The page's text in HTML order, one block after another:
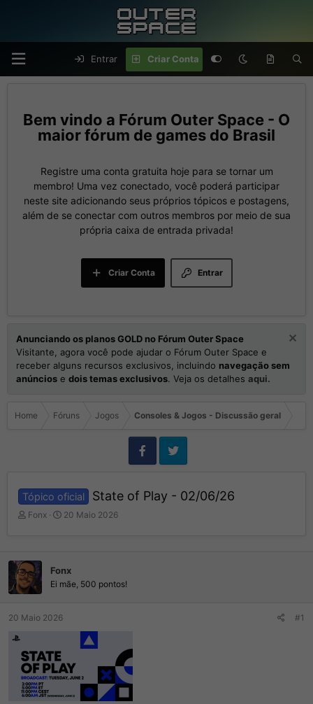
Entrar Criar Conta
Fórum Outer Space - O
maior fórum de games do Brasil
Registre uma conta gratuita hoje para se tornar um
membro! Uma vez conectado, você poderá participar
neste site adicionando seus próprios tópicos e postagens,
além de se conectar com outros membros por meio de sua
própria caixa de entrada privada!
Entrar
Criar Conta
Anunciando os planos GOLD no Fórum Outer Space
Visitante, agora você pode ajudar o Fórum Outer Space e
receber alguns recursos exclusivos, incluindo navegação sem
anúncios e dois temas exclusivos. Veja os detalhes aqui.
Home Fóruns Jogos Consoles & Jogos - Discussão geral
Tópico oficial State of Play - 02/06/26
I
i
a
d
r
t
ó
p
i
Fonx
D
e
I
20 Maio 2026
Fonx
Ei mãe, 500 pontos!
20 Maio 2026 #1